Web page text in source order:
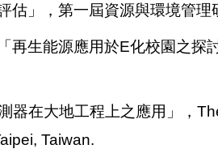
估」，第一屆資源與環境管
再生能源應用於E化校園之探
器在大地工程上之應用」，
Taiwan.